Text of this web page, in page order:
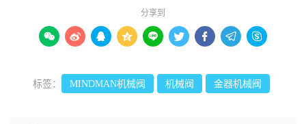
分享到
        
标签： MINDMAN机械阀 机械阀 金器机械阀